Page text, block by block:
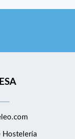
Hostelería